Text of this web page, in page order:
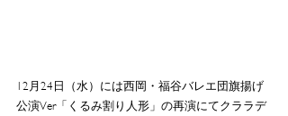
12月24日（水）には西岡・福谷バレエ団旗揚げ
公演Ver「くるみ割り人形」の再演にてクララデ